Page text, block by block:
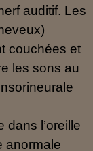
auditif. Les
couchées et
les sons au
dans l’oreille
anormale